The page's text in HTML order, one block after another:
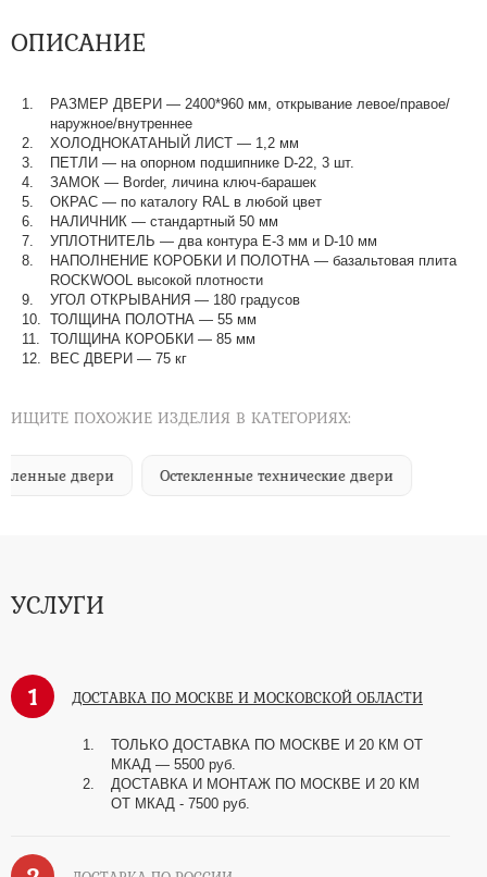
ОПИСАНИЕ
РАЗМЕР ДВЕРИ — 2400*960 мм, открывание левое/правое/
наружное/внутреннее
ХОЛОДНОКАТАНЫЙ ЛИСТ — 1,2 мм
ПЕТЛИ — на опорном подшипнике D-22, 3 шт.
ЗАМОК — Border, личина ключ-барашек
ОКРАС — по каталогу RAL в любой цвет​​​​​​​
НАЛИЧНИК — стандартный 50 мм
УПЛОТНИТЕЛЬ — два контура Е-3 мм и D-10 мм
НАПОЛНЕНИЕ КОРОБКИ И ПОЛОТНА — базальтовая плита
ROCKWOOL высокой плотности
УГОЛ ОТКРЫВАНИЯ — 180 градусов
ТОЛЩИНА ПОЛОТНА — 55 мм
ТОЛЩИНА КОРОБКИ — 85 мм
ВЕС ДВЕРИ — 75 кг
ИЩИТЕ ПОХОЖИЕ ИЗДЕЛИЯ В КАТЕГОРИЯХ:
двери Остекленные технические двери
УСЛУГИ
1 ДОСТАВКА ПО МОСКВЕ И МОСКОВСКОЙ ОБЛАСТИ
ТОЛЬКО ДОСТАВКА ПО МОСКВЕ И 20 КМ ОТ
МКАД — 5500 руб.
ДОСТАВКА И МОНТАЖ ПО МОСКВЕ И 20 КМ
ОТ МКАД - 7500 руб.